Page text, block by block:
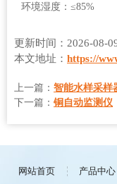
环境湿度：≤85%
更新时间：2026-08-
本文地址： https://
上一篇： 智能水样采样
下一篇： 铜自动监测仪
网站首页 产品中心